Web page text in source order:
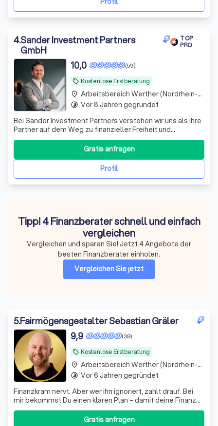
4.Sander Investment Partners
GmbH
TOP
PRO
local_offer Kostenlose Erstberatung
(59)
10,0
Bei Sander Investment Partners verstehen wir uns als Ihre
Partner auf dem Weg zu finanzieller Freiheit und
Sicherheit. Mit über einem Jahrzehnt Erfahrung im
Investmentbereich und einem engagierten Team aus
Experten bieten wir maßgeschneiderte Anlagestrategien,
die perfekt auf Ihre individuellen Bedü
Profil
Gratis anfragen
place Arbeitsbereich Werther (Nordrhein-Westfalen)
timelapse Vor 8 Jahren gegründet
Tipp! 4 Finanzberater schnell und einfach
vergleichen
Vergleichen und sparen Sie! Jetzt 4 Angebote der
besten Finanzberater einholen.
Vergleichen Sie jetzt
5.Fairmögensgestalter Sebastian Gräler
local_offer Kostenlose Erstberatung
(38)
9,9
Finanzkram nervt. Aber wer ihn ignoriert, zahlt drauf. Bei
mir bekommst Du einen klaren Plan – damit deine Finanzen
genauso rund laufen wie der Rest deines Lebens.
Gratis anfragen
place Arbeitsbereich Werther (Nordrhein-Westfalen)
timelapse Vor 6 Jahren gegründet